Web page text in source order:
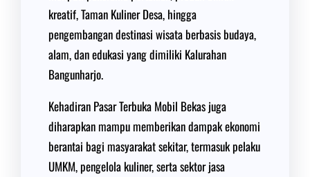
kreatif, Taman Kuliner Desa, hingga
pengembangan destinasi wisata berbasis budaya,
alam, dan edukasi yang dimiliki Kalurahan
Bangunharjo.
Kehadiran Pasar Terbuka Mobil Bekas juga
diharapkan mampu memberikan dampak ekonomi
berantai bagi masyarakat sekitar, termasuk pelaku
UMKM, pengelola kuliner, serta sektor jasa